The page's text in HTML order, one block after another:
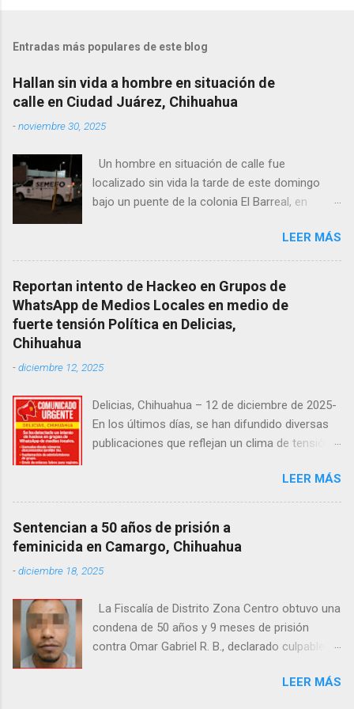
Entradas más populares de este blog
Hallan sin vida a hombre en situación de
calle en Ciudad Juárez, Chihuahua
-noviembre 30, 2025
Un hombre en situación de calle fue
localizado sin vida la tarde de este domingo
bajo un puente de la colonia El Barreal, en
de las calles 20 de Noviembre y Ramón Corona,
donde vecinos reportaron la presencia del
cuerpo. Elementos ministeriales y peritos de la
Fiscalía Zona Norte confirmaron que el
fallecido no presentaba huellas de violencia.
Habitantes de la zona señalaron que el hombre
desconocen su identidad.
LEER MÁS
Reportan intento de Hackeo en Grupos de
WhatsApp de Medios Locales en medio de
fuerte tensión Política en Delicias,
Chihuahua
-diciembre 12, 2025
Delicias, Chihuahua – 12 de diciembre de 2025-
En los últimos días, se han difundido diversas
publicaciones que reflejan un clima de tensión
señalamientos sobre presuntas irregularidades
atribuidas a elementos de la Fiscalía General de
la República, así como manifestaciones de
agricultores en rechazo a la Ley de Agua. Ayer,
durante una posada organizada por la
senadora Andrea Chávez, se registraron
imágenes de la legisladora y del senador Adán
Augusto López, acompañadas de mensajes de
inconformidad. En este contexto de alta
intento de hackeo que ya afectó a seguidores
LEER MÁS
Sentencian a 50 años de prisión a
feminicida en Camargo, Chihuahua
-diciembre 18, 2025
La Fiscalía de Distrito Zona Centro obtuvo una
condena de 50 años y 9 meses de prisión
contra Omar Gabriel R. B., declarado culpable
ocurrido en julio de 2021 en Camargo. DeLEER MÁS